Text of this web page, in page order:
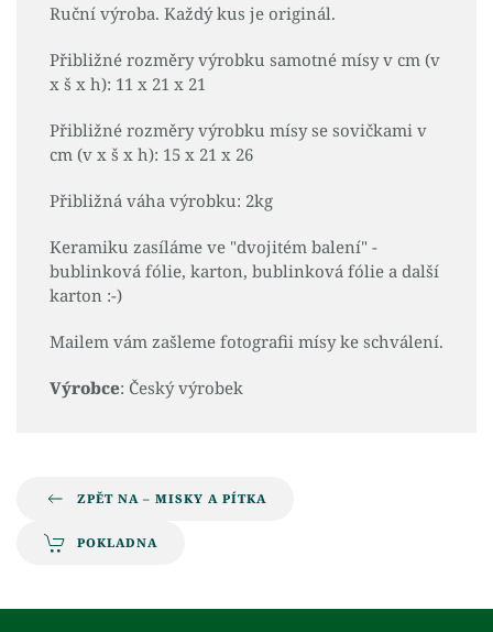
Ruční výroba. Každý kus je originál.
Přibližné rozměry výrobku samotné mísy v cm (v
x š x h): 11 x 21 x 21
Přibližné rozměry výrobku mísy se sovičkami v
cm (v x š x h): 15 x 21 x 26
Přibližná váha výrobku: 2kg
Keramiku zasíláme ve "dvojitém balení" -
bublinková fólie, karton, bublinková fólie a další
karton :-)
Mailem vám zašleme fotografii mísy ke schválení.
Výrobce: Český výrobek
ZPĚT NA – MISKY A PÍTKA
POKLADNA